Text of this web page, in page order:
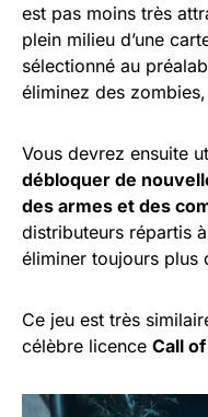
est pas moins très
plein milieu d’une
sélectionné au
éliminez des
Vous devrez ensuite
débloquer de
des armes et des
distributeurs répartis
éliminer toujours plus
Ce jeu est très
célèbre licence Call